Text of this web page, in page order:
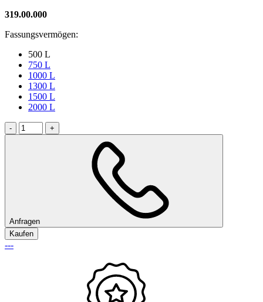
319.00.000
Fassungsvermögen:
500 L
750 L
1000 L
1300 L
1500 L
2000 L
- +
Anfragen
Kaufen
---